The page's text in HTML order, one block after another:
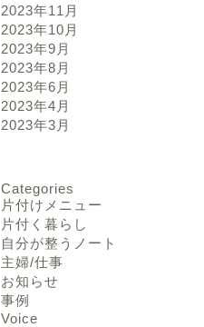
2023年11月
2023年10月
2023年9月
2023年8月
2023年6月
2023年4月
2023年3月
Categories
片付けメニュー
片付く暮らし
自分が整うノート
主婦/仕事
お知らせ
事例
Voice